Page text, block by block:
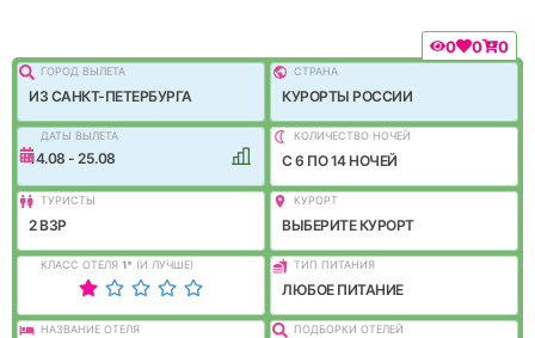
0 0 0
ГОРОД ВЫЛEТА
ИЗ САНКТ-ПЕТЕРБУРГА
СТРАНА
КУРОРТЫ РОССИИ
ДАТЫ ВЫЛЕТА
14.08 - 25.08
КОЛИЧЕСТВО НОЧЕЙ
C 6 ПО 14 НОЧЕЙ
ТУРИСТЫ
2 ВЗР
КУРОРТ
ВЫБЕРИТЕ КУРОРТ
КЛАСС ОТЕЛЯ 1* (И ЛУЧШЕ) ТИП ПИТАНИЯ
ЛЮБОЕ ПИТАНИЕ
НАЗВАНИЕ ОТЕЛЯ ПОДБОРКИ ОТЕЛЕЙ